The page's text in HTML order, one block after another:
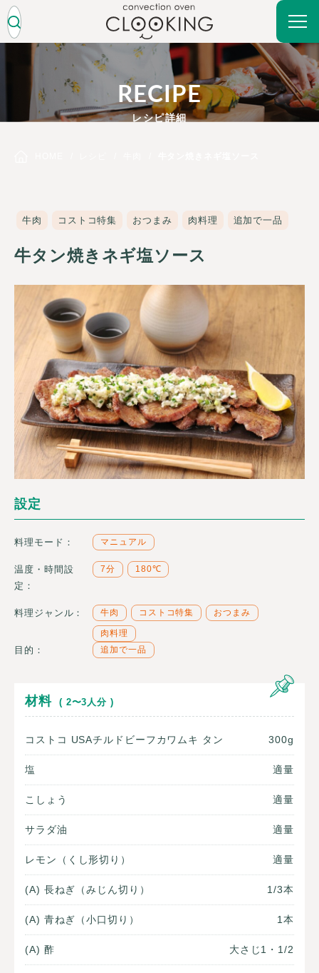
RECIPE
レシピ詳細
牛肉 コストコ特集 おつまみ 肉料理 追加で一品
牛タン焼きネギ塩ソース
設定
料理モード： マニュアル
温度・時間設
定：
7分 180℃
料理ジャンル： 牛肉 コストコ特集 おつまみ
肉料理
目的： 追加で一品
材料 ( 2〜3人分 )
コストコ USAチルドビーフカワムキ タン 300g
塩 適量
こしょう 適量
サラダ油 適量
レモン（くし形切り） 適量
(A) 長ねぎ（みじん切り） 1/3本
(A) 青ねぎ（小口切り） 1本
(A) 酢 大さじ1・1/2